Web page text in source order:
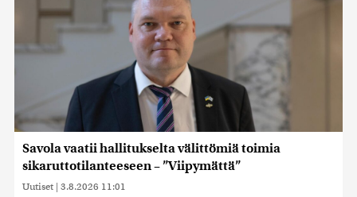
Savola vaatii hallitukselta välittömiä toimia
sikaruttotilanteeseen – ”Viipymättä”
Uutiset | 3.8.2026 11:01